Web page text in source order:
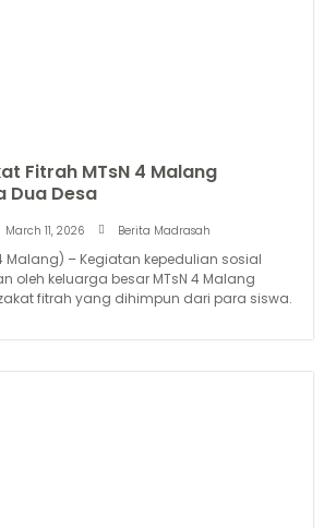
Fitrah MTsN 4 Malang
Dua Desa
March 11, 2026 Berita Madrasah
Malang) – Kegiatan kepedulian sosial
oleh keluarga besar MTsN 4 Malang
fitrah yang dihimpun dari para siswa.